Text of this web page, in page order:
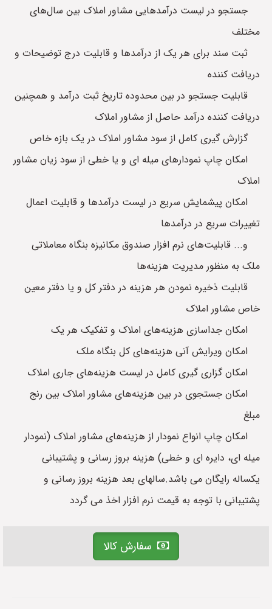
جستجو در لیست درآمدهایی مشاور املاک بین سال‌های
مختلف
ثبت سند برای هر یک از درآمدها و قابلیت درج توضیحات و
دریافت کننده
قابلیت جستجو در بین محدوده تاریخ ثبت درآمد و همچنین
دریافت کننده درآمد حاصل از مشاور املاک
گزارش گیری کامل از سود مشاور املاک در یک بازه خاص
امکان چاپ نمودارهای میله ای و یا خطی از سود زیان مشاور
املاک
امکان پیشمایش سریع در لیست درآمدها و قابلیت اعمال
تغییرات سریع در درآمدها
و... قابلیت‌های نرم افزار صندوق مکانیزه بنگاه معاملاتی
ملک به منظور مدیریت هزینه‌ها
قابلیت ذخیره نمودن هر هزینه در دفتر کل و یا دفتر معین
خاص مشاور املاک
امکان جداسازی هزینه‌های املاک و تفکیک هر یک
امکان ویرایش آنی هزینه‌های کل بنگاه ملک
امکان گزاری گیری کامل در لیست هزینه‌های جاری املاک
امکان جستجوی در بین هزینه‌های مشاور املاک بین رنج
مبلغ
امکان چاپ انواع نمودار از هزینه‌های مشاور املاک (نمودار
میله ای، دایره ای و خطی) هزینه بروز رسانی و پشتیبانی
یکساله رایگان می باشد.سالهای بعد هزینه بروز رسانی و
پشتیبانی با توجه به قیمت نرم افزار اخذ می گردد
سفارش کالا